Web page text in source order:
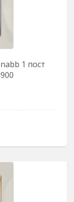
1 пост